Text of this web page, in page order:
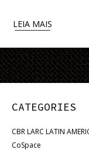
LEIA MAIS
CATEGORIES
CBR LARC LATIN
CoSpace